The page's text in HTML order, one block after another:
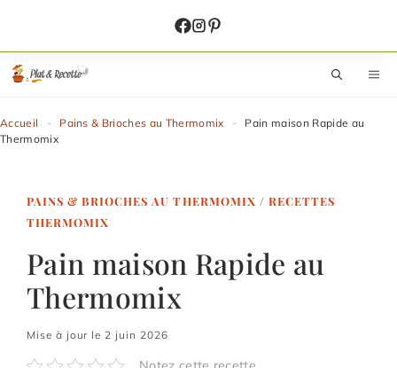
contenu
Accueil - Pains & Brioches au Thermomix -
Pain maison Rapide au
Thermomix
PAINS & BRIOCHES AU THERMOMIX / RECETTES
THERMOMIX
Pain maison Rapide au
Thermomix
Mise à jour le 2 juin 2026